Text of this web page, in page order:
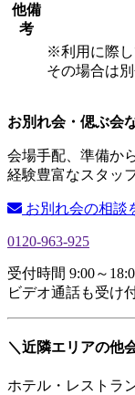
他備
考
※利用に際し
その場合は
お別れ会・偲ぶ会
会場手配、準備か
経験豊富なスタッ
お別れ会の相談
0120-963-925
受付時間 9:00～
ビデオ通話も受け
＼近隣エリアの他
ホテル・レストラ